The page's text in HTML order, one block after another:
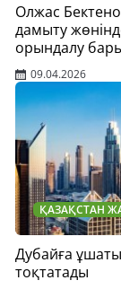
Олжас
дамыту
орындалу
09.04.2026
ҚАЗАҚСТАН
Дубайға
тоқтатады